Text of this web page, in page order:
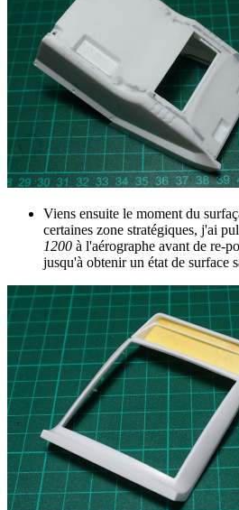
Viens ensuite le moment du
certaines zone stratégiques, j'ai
1200 à l'aérographe avant de re-
jusqu'à obtenir un état de surface